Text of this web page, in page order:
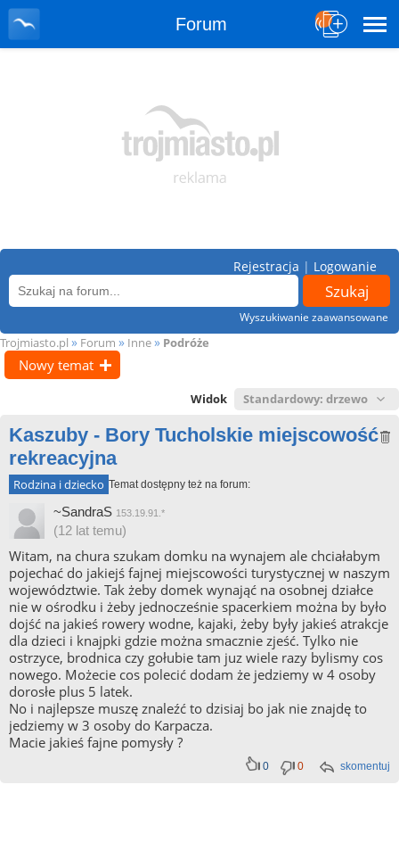
Forum
Wyszukiwanie zaawansowane
Rejestracja | Logowanie
Trojmiasto.pl » Forum » Inne» Podróże
Nowy temat
Widok
Kaszuby - Bory Tucholskie miejscowość
rekreacyjna
Rodzina i dziecko Temat dostępny też na forum:
~SandraS 153.19.91.*
(12 lat temu)
Witam, na chura szukam domku na wynajem ale chciałabym
pojechać do jakiejś fajnej miejscowości turystycznej w naszym
województwie. Tak żeby domek wynająć na osobnej działce
nie w ośrodku i żeby jednocześnie spacerkiem można by było
dojść na jakieś rowery wodne, kajaki, żeby były jakieś atrakcje
dla dzieci i knajpki gdzie można smacznie zjeść. Tylko nie
ostrzyce, brodnica czy gołubie tam juz wiele razy bylismy cos
nowego. Możecie cos polecić dodam że jedziemy w 4 osoby
dorosłe plus 5 latek.
No i najlepsze muszę znaleźć to dzisiaj bo jak nie znajdę to
jedziemy w 3 osoby do Karpacza.
Macie jakieś fajne pomysły ?
skomentuj
0 0